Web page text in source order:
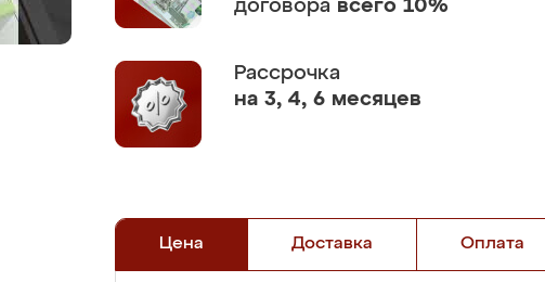
договора всего 10%
Рассрочка
на 3, 4, 6 месяцев
Цена Доставка Оплата